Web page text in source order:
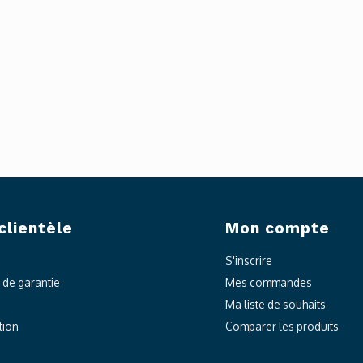
garantie
Mon compte
S'inscrire
Mes commandes
Ma liste de souhaits
Comparer les produits